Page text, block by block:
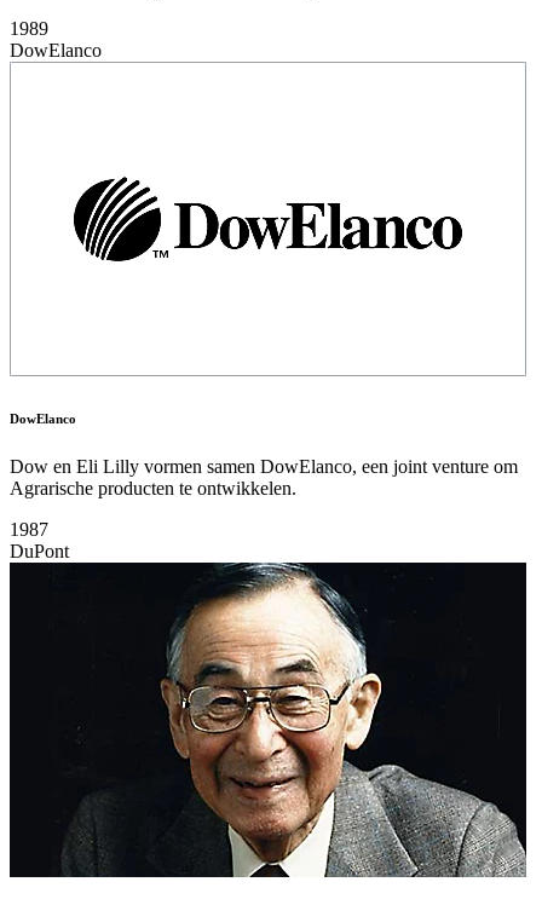
1989
DowElanco
DowElanco
Dow en Eli Lilly vormen samen DowElanco, een joint venture om
Agrarische producten te ontwikkelen.
1987
DuPont